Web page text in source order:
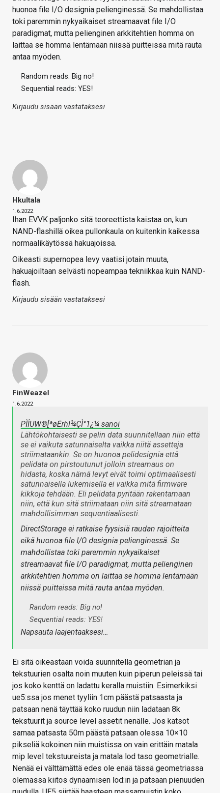
huonoa file I/O designia pelienginessä. Se mahdollistaa
toki paremmin nykyaikaiset streamaavat file I/O
paradigmat, mutta pelienginen arkkitehtien homma on
laittaa se homma lentämään niissä puitteissa mitä rauta
antaa myöden.
Random reads: Big no!
Sequential reads: YES!
Kirjaudu sisään vastataksesi
Hkultala
1.6.2022
Ihan EVVK paljonko sitä teoreettista kaistaa on, kun
NAND-flashillä oikea pullonkaula on kuitenkin kaikessa
normaalikäytössä hakuajoissa.
Oikeasti supernopea levy vaatisi jotain muuta,
hakuajoiltaan selvästi nopeampaa tekniikkaa kuin NAND-
flash.
Kirjaudu sisään vastataksesi
FinWeazel
1.6.2022
PÌÎUW®[ªøËrhl¾ÇÌ°1¿¼ sanoi
Lähtökohtaisesti se pelin data suunnitellaan niin että
se ei vaikuta satunnaiselta vaikka niitä assetteja
striimataankin. Se on huonoa pelidesignia että
pelidata on pirstoutunut jolloin streamaus on
hidasta, koska nämä levyt eivät toimi optimaalisesti
satunnaisella lukemisella ei vaikka mitä firmware
kikkoja tehdään. Eli pelidata pyritään rakentamaan
niin, että kun sitä striimataan niin sitä streamataan
mahdollisimman sequentiaalisesti.
DirectStorage ei ratkaise fyysisiä raudan rajoitteita
eikä huonoa file I/O designia pelienginessä. Se
mahdollistaa toki paremmin nykyaikaiset
streamaavat file I/O paradigmat, mutta pelienginen
arkkitehtien homma on laittaa se homma lentämään
niissä puitteissa mitä rauta antaa myöden.
Random reads: Big no!
Sequential reads: YES!
Napsauta laajentaaksesi…
Ei sitä oikeastaan voida suunnitella geometrian ja
tekstuurien osalta noin muuten kuin piperun peleissä tai
jos koko kenttä on ladattu keralla muistiin. Esimerkiksi
ue5:ssa jos menet tyyliin 1cm päästä patsaasta ja
patsaan nenä täyttää koko ruudun niin ladataan 8k
tekstuurit ja source level assetit nenälle. Jos katsot
samaa patsasta 50m päästä patsaan olessa 10×10
pikseliä kokoinen niin muistissa on vain erittäin matala
mip level tekstuureista ja matala lod taso geometrialle.
Nenää ei välttämättä edes ole enää tässä geometriassa
olemassa kiitos dynaamisen lod:in ja patsaan pienuuden